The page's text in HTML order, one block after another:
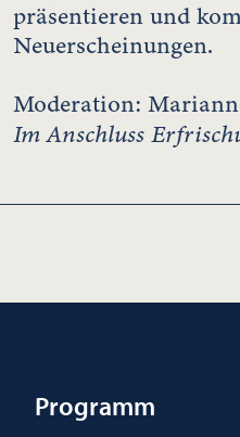
präsentieren und
Neuerscheinungen.
Moderation:
Im Anschluss
Programm